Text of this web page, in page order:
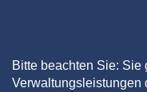
Bitte beachten Sie: Sie
Verwaltungsleistungen